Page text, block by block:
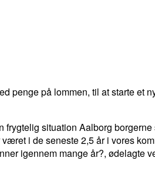
penge på lommen, til at starte et
situation Aalborg
i de seneste 2,5 år i vores
igennem mange år?, ødelagte